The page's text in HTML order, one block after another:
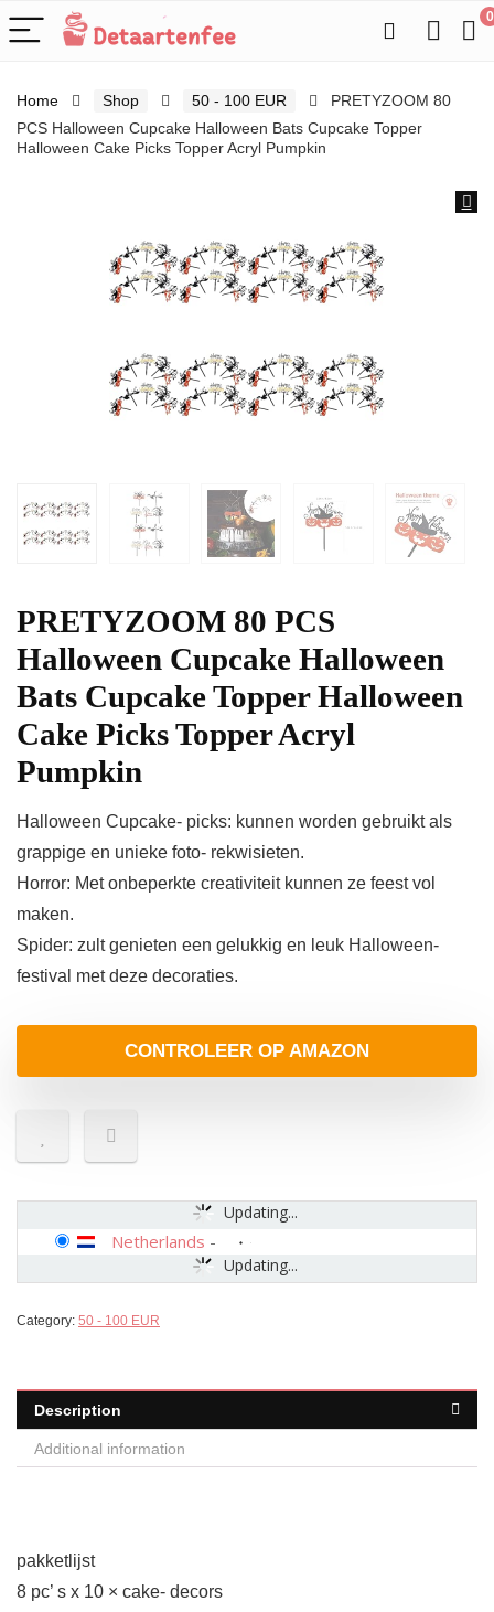
0
Home Shop 50 - 100 EUR
PRETYZOOM 80
PCS Halloween Cupcake Halloween Bats Cupcake Topper
Halloween Cake Picks Topper Acryl Pumpkin
PRETYZOOM 80 PCS
Halloween Cupcake Halloween
Bats Cupcake Topper Halloween
Cake Picks Topper Acryl
Pumpkin
Halloween Cupcake- picks: kunnen worden gebruikt als
grappige en unieke foto- rekwisieten.
Horror: Met onbeperkte creativiteit kunnen ze feest vol
maken.
Spider: zult genieten een gelukkig en leuk Halloween-
festival met deze decoraties.
CONTROLEER OP AMAZON
Updating...
Updating...
Netherlands -
Category: 50 - 100 EUR
Description
Additional information
pakketlijst
8 pc’ s x 10 × cake- decors